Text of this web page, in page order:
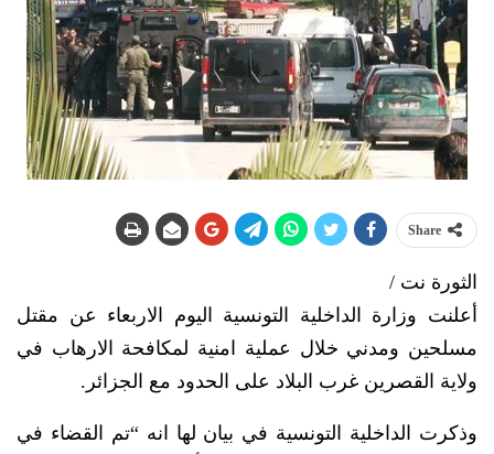
Share
الثورة نت /
أعلنت وزارة الداخلية التونسية اليوم الاربعاء عن مقتل
مسلحين ومدني خلال عملية امنية لمكافحة الارهاب في
ولاية القصرين غرب البلاد على الحدود مع الجزائر.
وذكرت الداخلية التونسية في بيان لها انه “تم القضاء في